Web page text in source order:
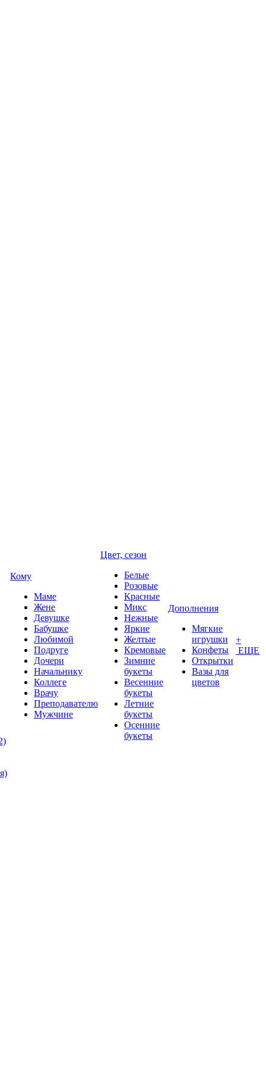
Кому
Маме
Жене
Девушке
Бабушке
Любимой
Подруге
Дочери
Начальнику
Коллеге
Врачу
Преподавателю
Мужчине
Цвет, сезон
Белые
Розовые
Красные
Микс
Нежные
Яркие
Желтые
Кремовые
Зимние
букеты
Весенние
букеты
Летние
букеты
Осенние
букеты
Дополнения
Мягкие
игрушки
Конфеты
Открытки
Вазы для
цветов
+
ЕЩЕ